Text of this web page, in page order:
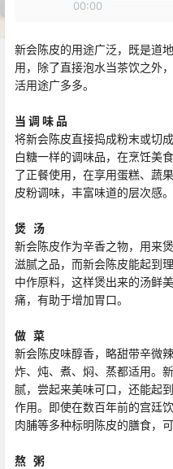
00:00
新会陈皮的用途广泛， 既是道地
用， 除了直接泡水当茶饮之外，
活用途广多多。
当 调 味 品
将新会陈皮直接捣成粉末或切
白糖一样的调味品，在烹饪美
了正餐使用，在享用蛋糕、蔬
皮粉调味，丰富味道的层次感。
煲 汤
新会陈皮作为辛香之物，用来
滋腻之品，而新会陈皮能起到
中作原料，这样煲出来的汤鲜
痛，有助于增加胃口。
做 菜
新会陈皮味醇香，略甜带辛微
炸、炖、煮、焖、蒸都适用。
腻，尝起来美味可口，还能起
作用。即使在数百年前的宫廷
肉脯等多种标明陈皮的膳食，可
熬 粥